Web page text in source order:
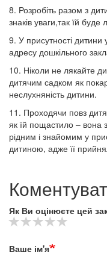
8. Розробіть разом з
знаків уваги,так їй буде
9. У присутності
адресу дошкільного
10. Ніколи не лякайте
дитячим садком як
неслухняність дитини.
11. Проходячи повз
як їй пощастило – вона
рідним і знайомим у
дитиною, адже її
Як Ви оцінюєте цей
Ваше ім'я